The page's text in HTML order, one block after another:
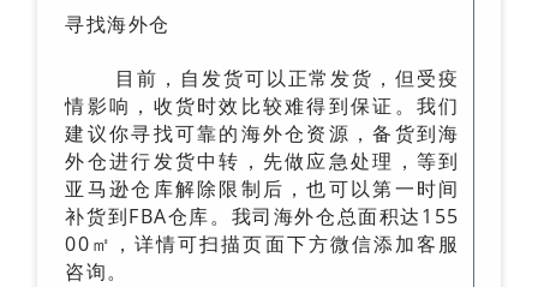
寻找海外仓
目前，自发货可以正常发货，但受疫
情影响，收货时效比较难得到保证。我们
建议你寻找可靠的海外仓资源，备货到海
外仓进行发货中转，先做应急处理，等到
亚马逊仓库解除限制后，也可以第一时间
补货到FBA仓库。我司海外仓总面积达155
00㎡，详情可扫描页面下方微信添加客服
咨询。